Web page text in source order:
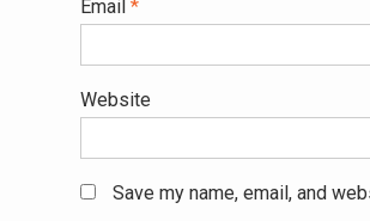
Email *
Website
Save my name, email, and